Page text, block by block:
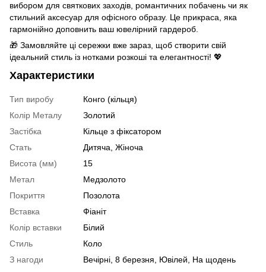
вибором для святкових заходів, романтичних побачень чи як
стильний аксесуар для офісного образу. Це прикраса, яка
гармонійно доповнить ваш ювелірний гардероб.
🎁 Замовляйте ці сережки вже зараз, щоб створити свій
ідеальний стиль із нотками розкоші та елегантності! 💖
Характеристики
Тип виробу
Конго (кільця)
Колір Металу
Золотий
Застібка
Кільце з фіксатором
Стать
Дитяча Жіноча
Висота (мм)
15
Метал
Медзолото
Покриття
Позолота
Вставка
Фіаніт
Колір вставки
Білий
Стиль
Коло
З нагоди
Вечірні, 8 березня, Ювілей, На щодень